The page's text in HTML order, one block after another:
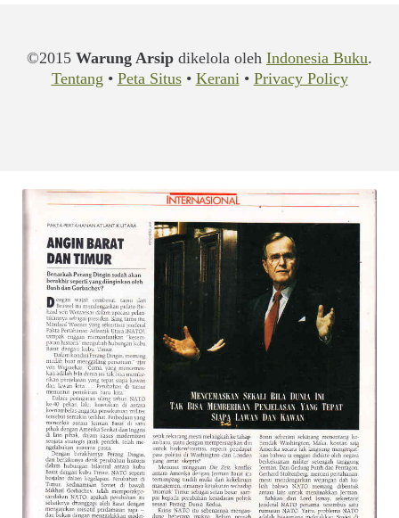
©2015 Warung Arsip dikelola oleh Indonesia Buku.
Tentang • Peta Situs• Kerani• Privacy Policy